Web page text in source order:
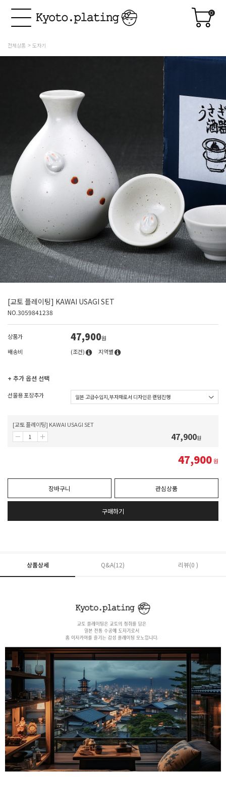
0
전체상품 도자기
[교토 플레이팅] KAWAI USAGI SET
NO.3059841238
상품가 47,900원
배송비
(조건) 지역별
+ 추가 옵션 선택
선물용 포장추가
[교토 플레이팅] KAWAI USAGI SET
47,900원
47,900원
장바구니 관심상품
구매하기
상품상세 Q&A(12) 리뷰(0 )